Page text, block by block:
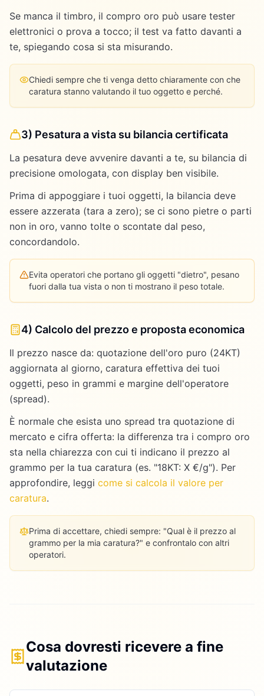
Se manca il timbro, il compro oro può usare tester
elettronici o prova a tocco; il test va fatto davanti a
te, spiegando cosa si sta misurando.
Chiedi sempre che ti venga detto chiaramente con che
caratura stanno valutando il tuo oggetto e perché.
3) Pesatura a vista su bilancia certificata
La pesatura deve avvenire davanti a te, su bilancia di
precisione omologata, con display ben visibile.
Prima di appoggiare i tuoi oggetti, la bilancia deve
essere azzerata (tara a zero); se ci sono pietre o parti
non in oro, vanno tolte o scontate dal peso,
concordandolo.
Evita operatori che portano gli oggetti "dietro", pesano
fuori dalla tua vista o non ti mostrano il peso totale.
4) Calcolo del prezzo e proposta economica
Il prezzo nasce da: quotazione dell'oro puro (24KT)
aggiornata al giorno, caratura effettiva dei tuoi
oggetti, peso in grammi e margine dell'operatore
(spread).
È normale che esista uno spread tra quotazione di
mercato e cifra offerta: la differenza tra i compro oro
sta nella chiarezza con cui ti indicano il prezzo al
grammo per la tua caratura (es. "18KT: X €/g"). Per
approfondire, leggi come si calcola il valore per
caratura.
Prima di accettare, chiedi sempre: "Qual è il prezzo al
grammo per la mia caratura?" e confrontalo con altri
operatori.
Cosa dovresti ricevere a fine
valutazione